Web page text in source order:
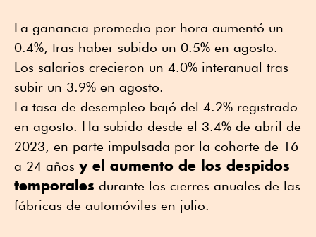
La ganancia promedio por hora aumentó un
0.4%, tras haber subido un 0.5% en agosto.
Los salarios crecieron un 4.0% interanual tras
subir un 3.9% en agosto.
La tasa de desempleo bajó del 4.2% registrado
en agosto. Ha subido desde el 3.4% de abril de
2023, en parte impulsada por la cohorte de 16
a 24 años y el aumento de los despidos
temporales durante los cierres anuales de las
fábricas de automóviles en julio.